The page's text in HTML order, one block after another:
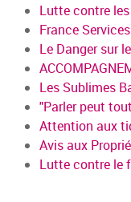
Lutte contre
France
Le Danger sur
Les Sublimes
"Parler peut
Attention aux
Avis aux
Lutte contre le